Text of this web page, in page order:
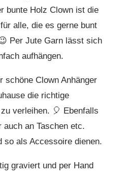
bunte Holz Clown ist die
alle, die es gerne bunt
Per Jute Garn lässt sich
aufhängen.
schöne Clown Anhänger
die richtige
verleihen. 🎈 Ebenfalls
auch an Taschen etc.
so als Accessoire dienen.
graviert und per Hand